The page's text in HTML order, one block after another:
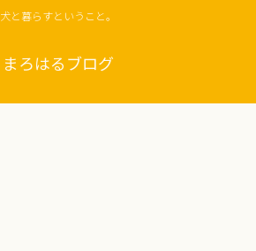
犬と暮らすということ。
まろはるブログ